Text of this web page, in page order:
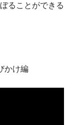
ることができる
かけ編